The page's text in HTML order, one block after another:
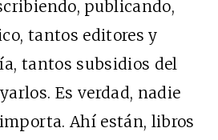
publicando,
tantos editores y
tantos subsidios del
Es verdad, nadie
Ahí están, libros